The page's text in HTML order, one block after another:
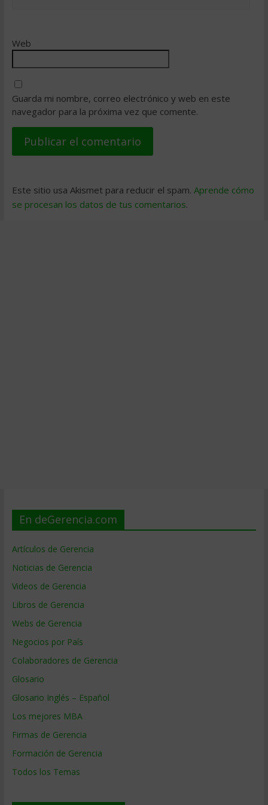
Web
Guarda mi nombre, correo electrónico y web en este
navegador para la próxima vez que comente.
Este sitio usa Akismet para reducir el spam. Aprende cómo
se procesan los datos de tus comentarios.
En deGerencia.com
Artículos de Gerencia
Noticias de Gerencia
Videos de Gerencia
Libros de Gerencia
Webs de Gerencia
Negocios por País
Colaboradores de Gerencia
Glosario
Glosario Inglés – Español
Los mejores MBA
Firmas de Gerencia
Formación de Gerencia
Todos los Temas